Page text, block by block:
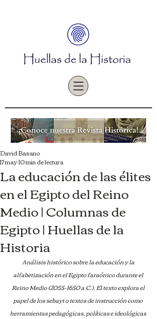
La educación de las élites
en el Egipto del Reino
Medio | Columnas de
Egipto | Huellas de la
Historia
David Basano
17 may10 min de lectura
Análisis histórico sobre la educación y la
alfabetización en el Egipto faraónico durante el
Reino Medio (2055-1650 a.C.). El texto explora el
papel de los sebayt o textos de instrucción como
herramientas pedagógicas, políticas e ideológicas